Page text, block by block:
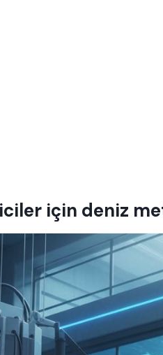
için deniz